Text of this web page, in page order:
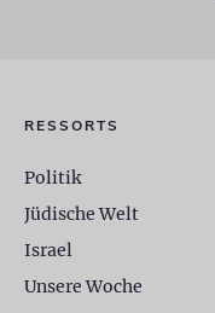
RESSORTS
Politik
Jüdische Welt
Israel
Unsere Woche